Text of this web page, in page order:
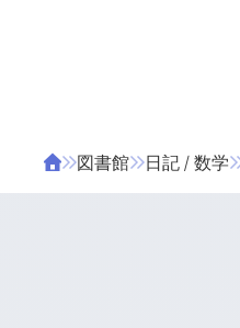
図書館 日記 / 数学